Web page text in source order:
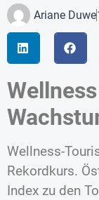
Ariane Duwe
Wellness-
Rekordkurs.
Index zu den